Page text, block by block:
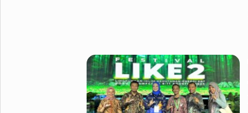
Bulutangkis
Golf